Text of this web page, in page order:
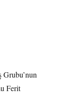
Grubu’nun
Ferit